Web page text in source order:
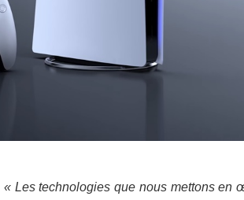
« Les technologies que nous mettons en